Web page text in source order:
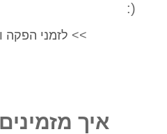
(:
>> לזמני הפקה
איך